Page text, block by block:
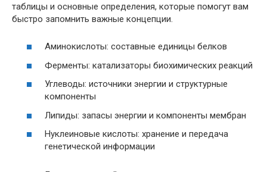
таблицы и основные определения, которые помогут вам
быстро запомнить важные концепции.
Аминокислоты: составные единицы белков
Ферменты: катализаторы биохимических реакций
Углеводы: источники энергии и структурные
компоненты
Липиды: запасы энергии и компоненты мембран
Нуклеиновые кислоты: хранение и передача
генетической информации